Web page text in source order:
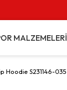
MALZEMELERİ
Hoodie S231146-035